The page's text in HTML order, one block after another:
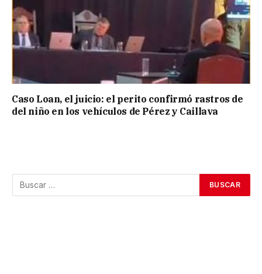
Caso Loan, el juicio: el perito confirmó rastros de
del niño en los vehículos de Pérez y Caillava